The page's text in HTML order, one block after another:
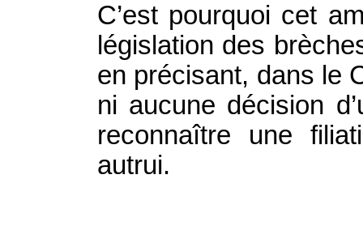
C’est pourquoi cet
législation des
en précisant, dans le
ni aucune décision
reconnaître une
autrui.